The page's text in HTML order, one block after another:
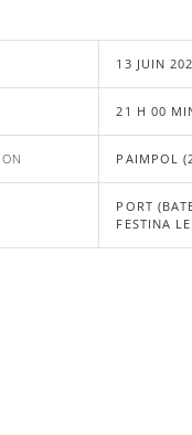
13 JUIN
21 H 00
PAIMPOL
PORT
FESTINA